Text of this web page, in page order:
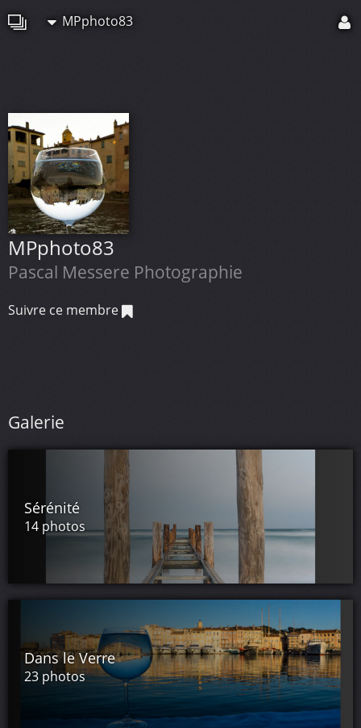
MPphoto83
MPphoto83
Pascal Messere Photographie
Suivre ce membre
Galerie
Sérénité
14 photos
Dans le Verre
23 photos